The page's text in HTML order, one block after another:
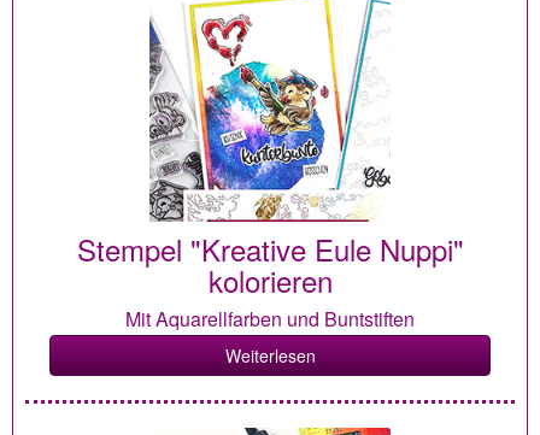
Stempel "Kreative Eule Nuppi"
kolorieren
Mit Aquarellfarben und Buntstiften
Weiterlesen